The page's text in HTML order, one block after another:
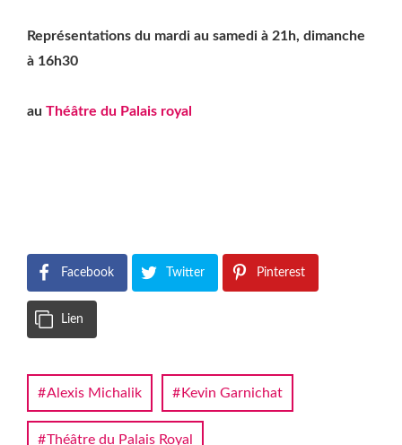
Représentations du mardi au samedi à 21h, dimanche
à 16h30
au Théâtre du Palais royal
Facebook Twitter Pinterest
Lien
Alexis Michalik Kevin Garnichat
Théâtre du Palais Royal